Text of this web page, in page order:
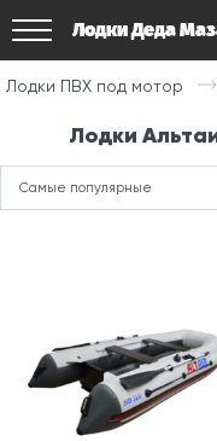
Лодки Деда
Лодки ПВХ под мотор
Лодки
Самые популярные